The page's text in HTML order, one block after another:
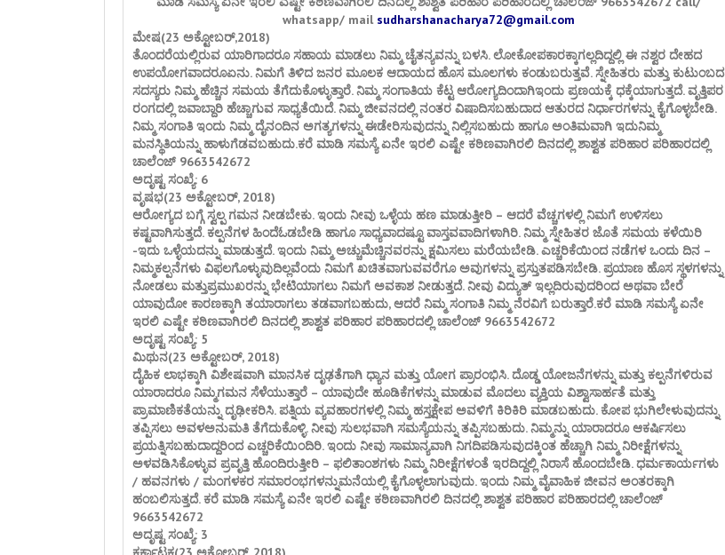
whatsapp/ mail sudharshanacharya72@gmail.com
ಮೇಷ(23 ಅಕ್ಟೋಬರ್,2018)
ತೊಂದರೆಯಲ್ಲಿರುವ ಯಾರಿಗಾದರೂ ಸಹಾಯ ಮಾಡಲು ನಿಮ್ಮ ಚೈತನ್ಯವನ್ನು ಬಳಸಿ. ಲೋಕೋಪಕಾರಕ್ಕಾಗಲ್ಲದಿದ್ದಲ್ಲಿ ಈ ನಶ್ವರ ದೇಹದ
ಉಪಯೋಗವಾದರೂಏನು. ನಿಮಗೆ ತಿಳಿದ ಜನರ ಮೂಲಕ ಆದಾಯದ ಹೊಸ ಮೂಲಗಳು ಕಂಡುಬರುತ್ತವೆ. ಸ್ನೇಹಿತರು ಮತ್ತು ಕುಟುಂಬದ
ಸದಸ್ಯರು ನಿಮ್ಮ ಹೆಚ್ಚಿನ ಸಮಯ ತೆಗೆದುಕೊಳ್ಳುತ್ತಾರೆ. ನಿಮ್ಮ ಸಂಗಾತಿಯ ಕೆಟ್ಟ ಆರೋಗ್ಯದಿಂದಾಗಿಇಂದು ಪ್ರಣಯಕ್ಕೆ ಧಕ್ಕೆಯಾಗುತ್ತದೆ. ವೃತ್ತಿಪರ
ರಂಗದಲ್ಲಿ ಜವಾಬ್ದಾರಿ ಹೆಚ್ಚಾಗುವ ಸಾಧ್ಯತೆಯಿದೆ. ನಿಮ್ಮ ಜೀವನದಲ್ಲಿ ನಂತರ ವಿಷಾದಿಸಬಹುದಾದ ಆತುರದ ನಿರ್ಧಾರಗಳನ್ನು ಕೈಗೊಳ್ಳಬೇಡಿ.
ನಿಮ್ಮ ಸಂಗಾತಿ ಇಂದು ನಿಮ್ಮ ದೈನಂದಿನ ಅಗತ್ಯಗಳನ್ನು ಈಡೇರಿಸುವುದನ್ನು ನಿಲ್ಲಿಸಬಹುದು ಹಾಗೂ ಅಂತಿಮವಾಗಿ ಇದುನಿಮ್ಮ
ಮನಸ್ಥಿತಿಯನ್ನು ಹಾಳುಗೆಡವಬಹುದು.ಕರೆ ಮಾಡಿ ಸಮಸ್ಯೆ ಏನೇ ಇರಲಿ ಎಷ್ಟೇ ಕಠಿಣವಾಗಿರಲಿ ದಿನದಲ್ಲಿ ಶಾಶ್ವತ ಪರಿಹಾರ ಪರಿಹಾರದಲ್ಲಿ
ಚಾಲೆಂಜ್ 9663542672
ಅದೃಷ್ಟ ಸಂಖ್ಯೆ: 6
ವೃಷಭ(23 ಅಕ್ಟೋಬರ್, 2018)
ಆರೋಗ್ಯದ ಬಗ್ಗೆ ಸ್ವಲ್ಪ ಗಮನ ನೀಡಬೇಕು. ಇಂದು ನೀವು ಒಳ್ಳೆಯ ಹಣ ಮಾಡುತ್ತೀರಿ – ಆದರೆ ವೆಚ್ಚಗಳಲ್ಲಿ ನಿಮಗೆ ಉಳಿಸಲು
ಕಷ್ಟವಾಗಿಸುತ್ತದೆ. ಕಲ್ಪನೆಗಳ ಹಿಂದೆಓಡಬೇಡಿ ಹಾಗೂ ಸಾಧ್ಯವಾದಷ್ಟೂ ವಾಸ್ತವವಾದಿಗಳಾಗಿರಿ. ನಿಮ್ಮ ಸ್ನೇಹಿತರ ಜೊತೆ ಸಮಯ ಕಳೆಯಿರಿ
-ಇದು ಒಳ್ಳೆಯದನ್ನು ಮಾಡುತ್ತದೆ. ಇಂದು ನಿಮ್ಮ ಅಚ್ಚುಮೆಚ್ಚಿನವರನ್ನು ಕ್ಷಮಿಸಲು ಮರೆಯಬೇಡಿ. ಎಚ್ಚರಿಕೆಯಿಂದ ನಡೆಗಳ ಒಂದು ದಿನ –
ನಿಮ್ಮಕಲ್ಪನೆಗಳು ವಿಫಲಗೊಳ್ಳುವುದಿಲ್ಲವೆಂದು ನಿಮಗೆ ಖಚಿತವಾಗುವವರೆಗೂ ಅವುಗಳನ್ನು ಪ್ರಸ್ತುತಪಡಿಸಬೇಡಿ. ಪ್ರಯಾಣ ಹೊಸ ಸ್ಥಳಗಳನ್ನು
ನೋಡಲು ಮತ್ತುಪ್ರಮುಖರನ್ನು ಭೇಟಿಯಾಗಲು ನಿಮಗೆ ಅವಕಾಶ ನೀಡುತ್ತದೆ. ನೀವು ವಿದ್ಯುತ್ ಇಲ್ಲದಿರುವುದರಿಂದ ಅಥವಾ ಬೇರೆ
ಯಾವುದೋ ಕಾರಣಕ್ಕಾಗಿ ತಯಾರಾಗಲು ತಡವಾಗಬಹುದು, ಆದರೆ ನಿಮ್ಮ ಸಂಗಾತಿ ನಿಮ್ಮ ನೆರವಿಗೆ ಬರುತ್ತಾರೆ.ಕರೆ ಮಾಡಿ ಸಮಸ್ಯೆ ಏನೇ
ಇರಲಿ ಎಷ್ಟೇ ಕಠಿಣವಾಗಿರಲಿ ದಿನದಲ್ಲಿ ಶಾಶ್ವತ ಪರಿಹಾರ ಪರಿಹಾರದಲ್ಲಿ ಚಾಲೆಂಜ್ 9663542672
ಅದೃಷ್ಟ ಸಂಖ್ಯೆ: 5
ಮಿಥುನ(23 ಅಕ್ಟೋಬರ್, 2018)
ದೈಹಿಕ ಲಾಭಕ್ಕಾಗಿ ವಿಶೇಷವಾಗಿ ಮಾನಸಿಕ ದೃಢತೆಗಾಗಿ ಧ್ಯಾನ ಮತ್ತು ಯೋಗ ಪ್ರಾರಂಭಿಸಿ. ದೊಡ್ಡ ಯೋಜನೆಗಳನ್ನು ಮತ್ತು ಕಲ್ಪನೆಗಳಿರುವ
ಯಾರಾದರೂ ನಿಮ್ಮಗಮನ ಸೆಳೆಯುತ್ತಾರೆ – ಯಾವುದೇ ಹೂಡಿಕೆಗಳನ್ನು ಮಾಡುವ ಮೊದಲು ವ್ಯಕ್ತಿಯ ವಿಶ್ವಾಸಾರ್ಹತೆ ಮತ್ತು
ಪ್ರಾಮಾಣಿಕತೆಯನ್ನು ದೃಢೀಕರಿಸಿ. ಪತ್ನಿಯ ವ್ಯವಹಾರಗಳಲ್ಲಿ ನಿಮ್ಮ ಹಸ್ತಕ್ಷೇಪ ಅವಳಿಗೆ ಕಿರಿಕಿರಿ ಮಾಡಬಹುದು. ಕೋಪ ಭುಗಿಲೇಳುವುದನ್ನು
ತಪ್ಪಿಸಲು ಅವಳಅನುಮತಿ ತೆಗೆದುಕೊಳ್ಳಿ. ನೀವು ಸುಲಭವಾಗಿ ಸಮಸ್ಯೆಯನ್ನು ತಪ್ಪಿಸಬಹುದು. ನಿಮ್ಮನ್ನು ಯಾರಾದರೂ ಆಕರ್ಷಿಸಲು
ಪ್ರಯತ್ನಿಸಬಹುದಾದ್ದರಿಂದ ಎಚ್ಚರಿಕೆಯಿಂದಿರಿ. ಇಂದು ನೀವು ಸಾಮಾನ್ಯವಾಗಿ ನಿಗದಿಪಡಿಸುವುದಕ್ಕಿಂತ ಹೆಚ್ಚಾಗಿ ನಿಮ್ಮ ನಿರೀಕ್ಷೆಗಳನ್ನು
ಅಳವಡಿಸಿಕೊಳ್ಳುವ ಪ್ರವೃತ್ತಿ ಹೊಂದಿರುತ್ತೀರಿ – ಫಲಿತಾಂಶಗಳು ನಿಮ್ಮ ನಿರೀಕ್ಷೆಗಳಂತೆ ಇರದಿದ್ದಲ್ಲಿ ನಿರಾಸೆ ಹೊಂದಬೇಡಿ. ಧರ್ಮಕಾರ್ಯಗಳು
/ ಹವನಗಳು / ಮಂಗಳಕರ ಸಮಾರಂಭಗಳನ್ನುಮನೆಯಲ್ಲಿ ಕೈಗೊಳ್ಳಲಾಗುವುದು. ಇಂದು ನಿಮ್ಮ ವೈವಾಹಿಕ ಜೀವನ ಅಂತರಕ್ಕಾಗಿ
ಹಂಬಲಿಸುತ್ತದೆ. ಕರೆ ಮಾಡಿ ಸಮಸ್ಯೆ ಏನೇ ಇರಲಿ ಎಷ್ಟೇ ಕಠಿಣವಾಗಿರಲಿ ದಿನದಲ್ಲಿ ಶಾಶ್ವತ ಪರಿಹಾರ ಪರಿಹಾರದಲ್ಲಿ ಚಾಲೆಂಜ್
9663542672
ಅದೃಷ್ಟ ಸಂಖ್ಯೆ: 3